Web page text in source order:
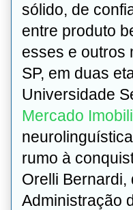
sólido, de
entre produto
esses e outros
SP, em duas
Universidade
Mercado
rumo à
Orelli Bernardi,
Administração